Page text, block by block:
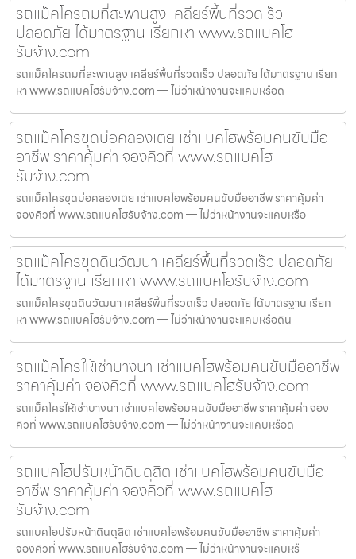
รถแม็คโครถมที่สะพานสูง เคลียร์พื้นที่รวดเร็ว
ปลอดภัย ได้มาตรฐาน เรียกหา www.รถแบคโฮ
รับจ้าง.com
รถแม็คโครถมที่สะพานสูง เคลียร์พื้นที่รวดเร็ว ปลอดภัย ได้มาตรฐาน เรียก
หา www.รถแบคโฮรับจ้าง.com — ไม่ว่าหน้างานจะแคบหรือด
รถแม็คโครขุดบ่อคลองเตย เช่าแบคโฮพร้อมคนขับมือ
อาชีพ ราคาคุ้มค่า จองคิวที่ www.รถแบคโฮ
รับจ้าง.com
รถแม็คโครขุดบ่อคลองเตย เช่าแบคโฮพร้อมคนขับมืออาชีพ ราคาคุ้มค่า
จองคิวที่ www.รถแบคโฮรับจ้าง.com — ไม่ว่าหน้างานจะแคบหรือ
รถแม็คโครขุดดินวัฒนา เคลียร์พื้นที่รวดเร็ว ปลอดภัย
ได้มาตรฐาน เรียกหา www.รถแบคโฮรับจ้าง.com
รถแม็คโครขุดดินวัฒนา เคลียร์พื้นที่รวดเร็ว ปลอดภัย ได้มาตรฐาน เรียก
หา www.รถแบคโฮรับจ้าง.com — ไม่ว่าหน้างานจะแคบหรือดิน
รถแม็คโครให้เช่าบางนา เช่าแบคโฮพร้อมคนขับมืออาชีพ
ราคาคุ้มค่า จองคิวที่ www.รถแบคโฮรับจ้าง.com
รถแม็คโครให้เช่าบางนา เช่าแบคโฮพร้อมคนขับมืออาชีพ ราคาคุ้มค่า จอง
คิวที่ www.รถแบคโฮรับจ้าง.com — ไม่ว่าหน้างานจะแคบหรือด
รถแบคโฮปรับหน้าดินดุสิต เช่าแบคโฮพร้อมคนขับมือ
อาชีพ ราคาคุ้มค่า จองคิวที่ www.รถแบคโฮ
รับจ้าง.com
รถแบคโฮปรับหน้าดินดุสิต เช่าแบคโฮพร้อมคนขับมืออาชีพ ราคาคุ้มค่า
จองคิวที่ www.รถแบคโฮรับจ้าง.com — ไม่ว่าหน้างานจะแคบหรื